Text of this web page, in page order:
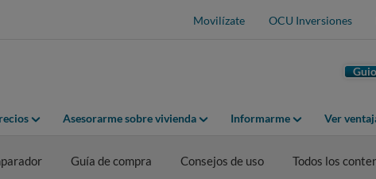
Movilízate OCU Inversiones
Asesorarme sobre vivienda Informarme Ver
Guía de compra Consejos de uso Todos los